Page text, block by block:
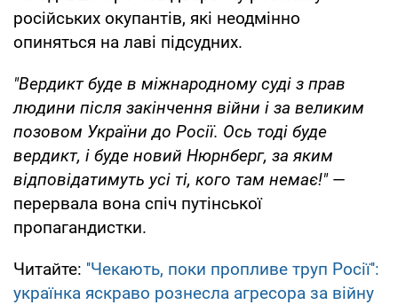
російських окупантів, які неодмінно
опиняться на лаві підсудних.
"Вердикт буде в міжнародному суді з прав
людини після закінчення війни і за великим
позовом України до Росії. Ось тоді буде
вердикт, і буде новий Нюрнберг, за яким
відповідатимуть усі ті, кого там немає!"—
перервала вона спіч путінської
пропагандистки.
Читайте: ''Чекають, поки пропливе труп Росії'':
українка яскраво рознесла агресора за війну